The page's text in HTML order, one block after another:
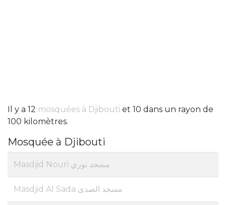
Il y a 12 mosquées à Djibouti et 10 dans un rayon de
100 kilomètres.
Mosquée à Djibouti
Masdjid Nouri مسجد نوري
Masdjid Al Sada مسجد الصدى